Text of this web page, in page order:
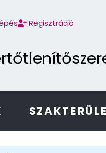
Regisztráció